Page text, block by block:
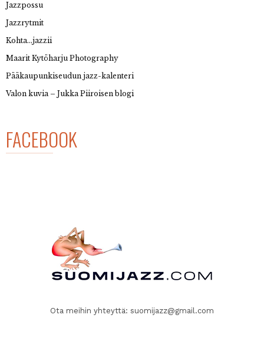
Jazzpossu
Jazzrytmit
Kohta…jazzii
Maarit Kytöharju Photography
Pääkaupunkiseudun jazz-kalenteri
Valon kuvia – Jukka Piiroisen blogi
FACEBOOK
Ota meihin yhteyttä: suomijazz@gmail.com